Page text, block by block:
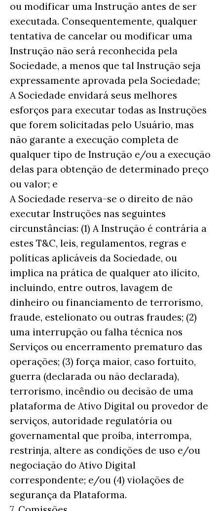
ou modificar uma Instrução antes de ser
executada. Consequentemente, qualquer
tentativa de cancelar ou modificar uma
Instrução não será reconhecida pela
Sociedade, a menos que tal Instrução seja
expressamente aprovada pela Sociedade;
A Sociedade envidará seus melhores
esforços para executar todas as Instruções
que forem solicitadas pelo Usuário, mas
não garante a execução completa de
qualquer tipo de Instrução e/ou a execução
delas para obtenção de determinado preço
ou valor; e
A Sociedade reserva-se o direito de não
executar Instruções nas seguintes
circunstâncias: (1) A Instrução é contrária a
estes T&C, leis, regulamentos, regras e
políticas aplicáveis da Sociedade, ou
implica na prática de qualquer ato ilícito,
incluindo, entre outros, lavagem de
dinheiro ou financiamento de terrorismo,
fraude, estelionato ou outras fraudes; (2)
uma interrupção ou falha técnica nos
Serviços ou encerramento prematuro das
operações; (3) força maior, caso fortuito,
guerra (declarada ou não declarada),
terrorismo, incêndio ou decisão de uma
plataforma de Ativo Digital ou provedor de
serviços, autoridade regulatória ou
governamental que proíba, interrompa,
restrinja, altere as condições de uso e/ou
negociação do Ativo Digital
correspondente; e/ou (4) violações de
segurança da Plataforma.